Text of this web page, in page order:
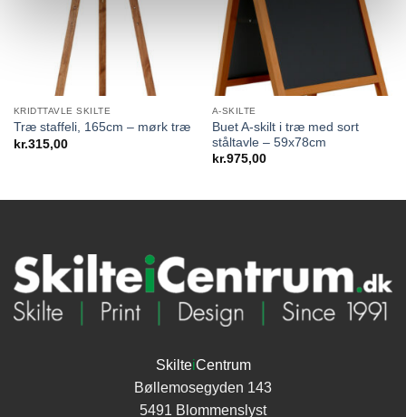
KRIDTTAVLE SKILTE
Træ staffeli, 165cm – mørk træ
kr.315,00
A-SKILTE
Buet A-skilt i træ med sort
ståltavle – 59x78cm
kr.975,00
SkilteiCentrum
Bøllemosegyden 143
5491 Blommenslyst